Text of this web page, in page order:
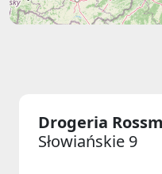
Drogeria
Słowiańskie 9